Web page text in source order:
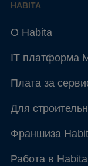
HABITA
О Habita
IT платформа
Плата за
Для
Франшиза
Работа в Habita